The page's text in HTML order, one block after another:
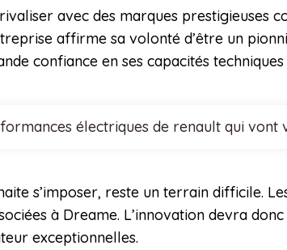
avec des marques prestigieuses
affirme sa volonté d’être un
confiance en ses capacités
électriques de renault qui
s’imposer, reste un terrain difficile.
à Dreame. L’innovation devra
exceptionnelles.